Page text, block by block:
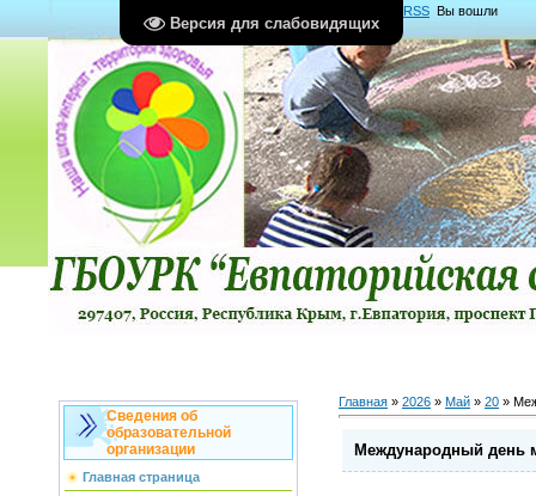
Версия для слабовидящих
RSS Вы вошли
какГость Группа "Гости"
Сведения об
образовательной
организации
Главная страница
Главная » 2026 » Май » 20 »
Международный день